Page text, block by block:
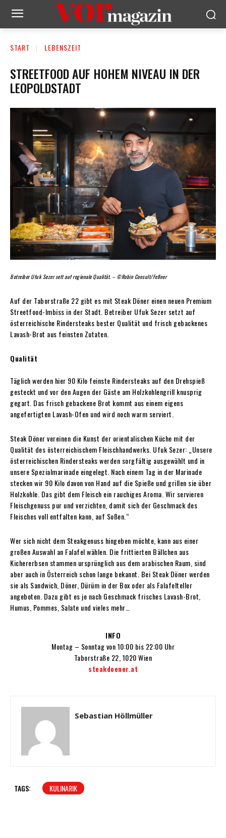
START LEBENSZEIT
STREETFOOD AUF HOHEM NIVEAU IN DER
LEOPOLDSTADT
Betreiber Ufuk Sezer sett auf regionale Qualität. – ©Robin Consult/Fellner
Auf der Taborstraße 22 gibt es mit Steak Döner einen neuen Premium
Streetfood-Imbiss in der Stadt. Betreiber Ufuk Sezer setzt auf
österreichische Rindersteaks bester Qualität und frisch gebackenes
Lavash-Brot aus feinsten Zutaten.
Qualität
Täglich werden hier 90 Kilo feinste Rindersteaks auf den Drehspieß
gesteckt und vor den Augen der Gäste am Holzkohlengrill knusprig
gegart. Das frisch gebackene Brot kommt aus einem eigens
angefertigten Lavash-Ofen und wird noch warm serviert.
Steak Döner vereinen die Kunst der orientalischen Küche mit der
Qualität des österreichischem Fleischhandwerks. Ufuk Sezer: „Unsere
österreichischen Rindersteaks werden sorgfältig ausgewählt und in
unsere Spezialmarinade eingelegt. Nach einem Tag in der Marinade
stecken wir 90 Kilo davon von Hand auf die Spieße und grillen sie über
Holzkohle. Das gibt dem Fleisch ein rauchiges Aroma. Wir servieren
Fleischgenuss pur und verzichten, damit sich der Geschmack des
Fleisches voll entfalten kann, auf Soßen.“
Wer sich nicht dem Steakgenuss hingeben möchte, kann aus einer
großen Auswahl an Falafel wählen. Die frittierten Bällchen aus
Kichererbsen stammen ursprünglich aus dem arabischen Raum, sind
aber auch in Österreich schon lange bekannt. Bei Steak Döner werden
sie als Sandwich, Döner, Dürüm in der Box oder als Falafelteller
angeboten. Dazu gibt es je nach Geschmack frisches Lavash-Brot,
Humus, Pommes, Salate und vieles mehr…
INFO
Montag – Sonntag von 10:00 bis 22:00 Uhr
Taborstraße 22, 1020 Wien
steakdoener.at
Sebastian Höllmüller
TAGS: KULINARIK